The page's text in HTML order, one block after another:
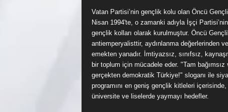
Vatan Partisi’nin gençlik kolu olan Öncü
Nisan 1994'te, o zamanki adıyla İşçi Partisi’nin
gençlik kolları olarak kurulmuştur. Öncü
antiemperyalisttir, aydınlanma değerlerinden ve
emekten yanadır. İmtiyazsız, sınıfsız,
bir toplum için mücadele eder. "Tam bağımsız
gerçekten demokratik Türkiye!" sloganı ile
programını en geniş gençlik kitleleri içerisinde,
üniversite ve liselerde yaymayı hedefler.